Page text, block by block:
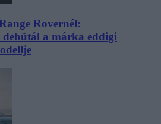
Rovernél:
a márka eddigi